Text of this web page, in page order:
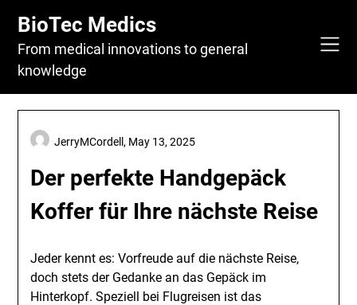
content
BioTec Medics
From medical innovations to general
knowledge
Der perfekte Handgepäck
Koffer für Ihre nächste Reise
JerryMCordell, May 13, 2025
Jeder kennt es: Vorfreude auf die nächste Reise,
doch stets der Gedanke an das Gepäck im
Hinterkopf. Speziell bei Flugreisen ist das